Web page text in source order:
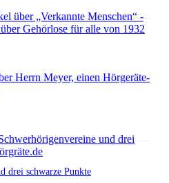
drei schwarze Punkte